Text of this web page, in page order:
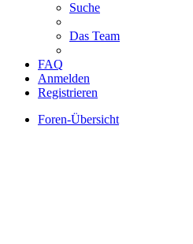
Suche
Das Team
FAQ
Anmelden
Registrieren
Foren-Übersicht